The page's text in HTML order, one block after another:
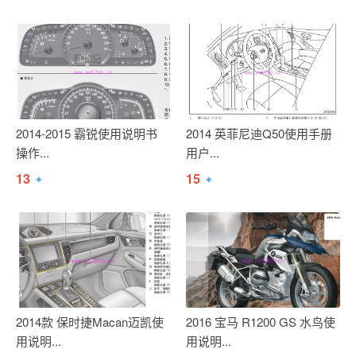
2014-2015 霸锐使用说明书
操作...
13 ✦
2014 英菲尼迪Q50使用手册
用户...
15 ✦
2014款 保时捷Macan迈凯使
用说明...
2016 宝马 R1200 GS 水鸟使
用说明...